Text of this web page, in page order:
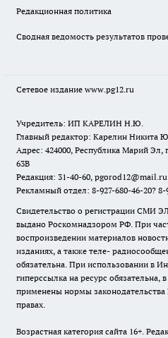
Редакционная политика
Сводная ведомость результатов
Сетевое издание www.pg12.ru
Учредитель: ИП КАРЕЛИН Н.Ю.
Главный редактор: Карелин Никита
Адрес: 424000, Республика Марий
63В
Редакция: 31-40-60, pgorod12@mail.ru
Рекламный отдел: 8-927-680-46-20?
Свидетельство о регистрации СМИ
выдано Роскомнадзором РФ. При
воспроизведении материалов
изданиях, а также теле-
обязательна. При использовании в
гиперссылка на ресурс обязательна,
применены нормы
правах.
Возрастная категория сайта 16+.